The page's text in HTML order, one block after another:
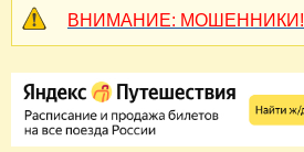
ВНИМАНИЕ: МОШЕННИКИ!